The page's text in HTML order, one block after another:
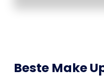
Beste Make